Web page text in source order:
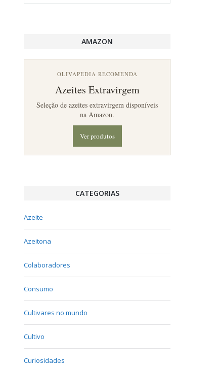
AMAZON
OLIVAPEDIA RECOMENDA
Azeites Extravirgem
Seleção de azeites extravirgem disponíveis
na Amazon.
Ver produtos
CATEGORIAS
Azeite
Azeitona
Colaboradores
Consumo
Cultivares no mundo
Cultivo
Curiosidades